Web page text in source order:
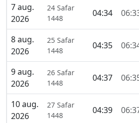
7 aug.
2026
24 Safar
1448
04:34
8 aug.
2026
25 Safar
1448
04:35
9 aug.
2026
26 Safar
1448
04:37
10 aug.
2026
27 Safar
1448
04:39